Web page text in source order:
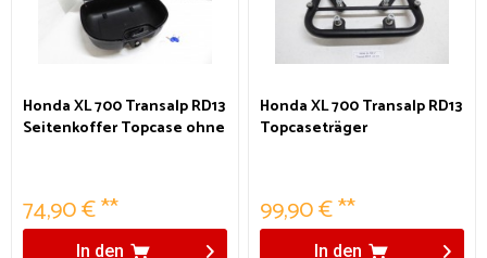
Honda XL 700 Transalp RD13
Seitenkoffer Topcase ohne
74,90 € **
In den
Honda XL 700 Transalp RD13
Topcaseträger
99,90 € **
In den